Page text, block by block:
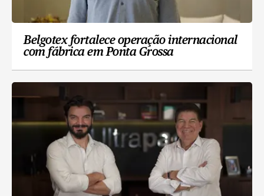
Belgotex fortalece operação internacional
com fábrica em Ponta Grossa